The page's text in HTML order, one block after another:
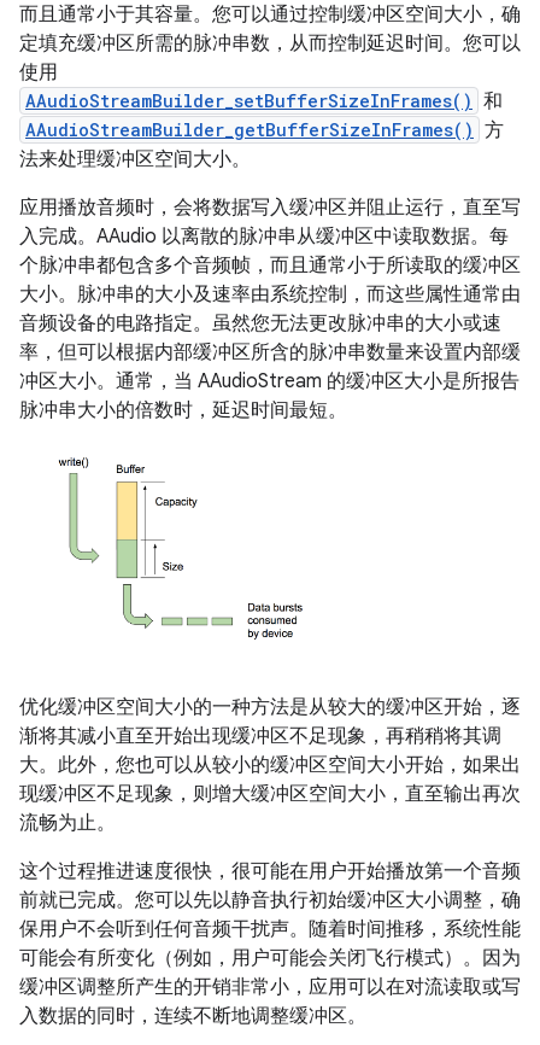
而且通常小于其容量。您可以通过控制缓冲区空间大小，确
定填充缓冲区所需的脉冲串数，从而控制延迟时间。您可以
使用
AAudioStreamBuilder_setBufferSizeInFrames() 和
AAudioStreamBuilder_getBufferSizeInFrames() 方
法来处理缓冲区空间大小。
应用播放音频时，会将数据写入缓冲区并阻止运行，直至写
入完成。AAudio 以离散的脉冲串从缓冲区中读取数据。每
个脉冲串都包含多个音频帧，而且通常小于所读取的缓冲区
大小。脉冲串的大小及速率由系统控制，而这些属性通常由
音频设备的电路指定。虽然您无法更改脉冲串的大小或速
率，但可以根据内部缓冲区所含的脉冲串数量来设置内部缓
冲区大小。通常，当 AAudioStream 的缓冲区大小是所报告
脉冲串大小的倍数时，延迟时间最短。
优化缓冲区空间大小的一种方法是从较大的缓冲区开始，逐
渐将其减小直至开始出现缓冲区不足现象，再稍稍将其调
大。此外，您也可以从较小的缓冲区空间大小开始，如果出
现缓冲区不足现象，则增大缓冲区空间大小，直至输出再次
流畅为止。
这个过程推进速度很快，很可能在用户开始播放第一个音频
前就已完成。您可以先以静音执行初始缓冲区大小调整，确
保用户不会听到任何音频干扰声。随着时间推移，系统性能
可能会有所变化（例如，用户可能会关闭飞行模式）。因为
缓冲区调整所产生的开销非常小，应用可以在对流读取或写
入数据的同时，连续不断地调整缓冲区。